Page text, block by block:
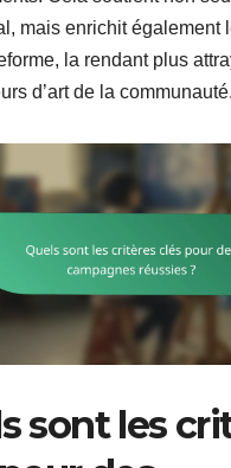
mais enrichit également
la rendant plus
d’art de la communauté.
sont les